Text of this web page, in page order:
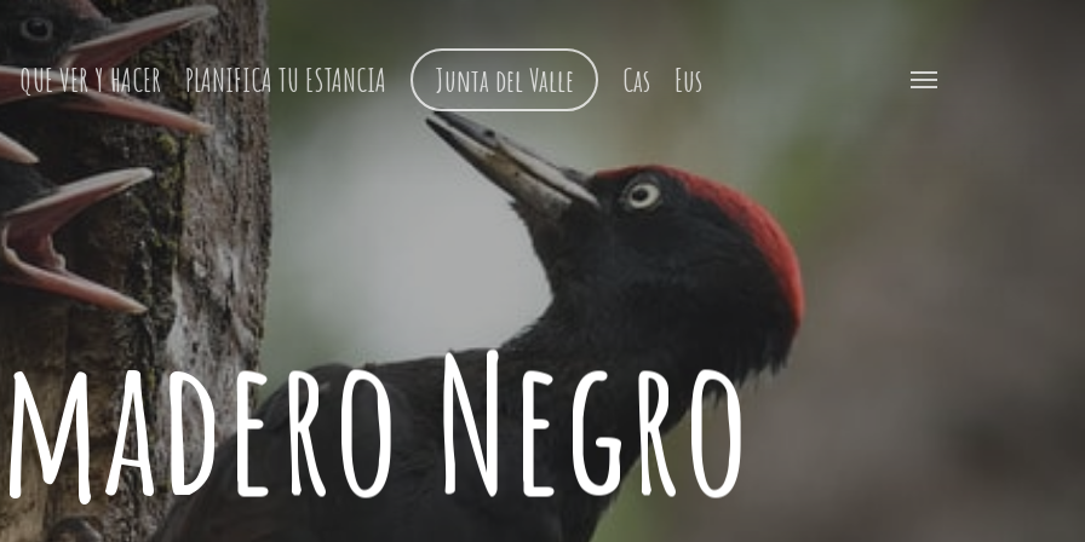
QUE VER Y HACER PLANIFICA TU ESTANCIA Junta del Valle Cas Eus Menu
Negro